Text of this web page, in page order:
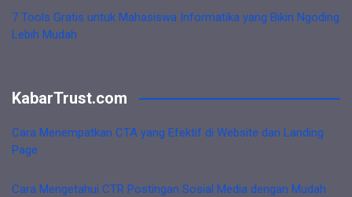
7 Tools Gratis untuk Mahasiswa Informatika yang Bikin Ngoding
Lebih Mudah
KabarTrust.com
Cara Menempatkan CTA yang Efektif di Website dan Landing
Page
Cara Mengetahui CTR Postingan Sosial Media dengan Mudah